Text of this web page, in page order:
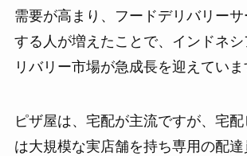
需要が高まり、フードデリバリーサ
する人が増えたことで、インドネ
リバリー市場が急成長を迎えていま
ピザ屋は、宅配が主流ですが、宅
は大規模な実店舗を持ち専用の配達